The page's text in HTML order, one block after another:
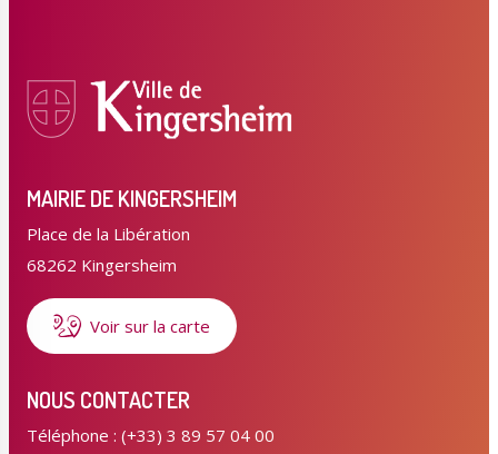
MAIRIE DE KINGERSHEIM
Place de la Libération
68262 Kingersheim
Voir sur la carte
NOUS CONTACTER
Téléphone : (+33) 3 89 57 04 00